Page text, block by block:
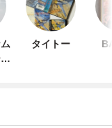
タイトー